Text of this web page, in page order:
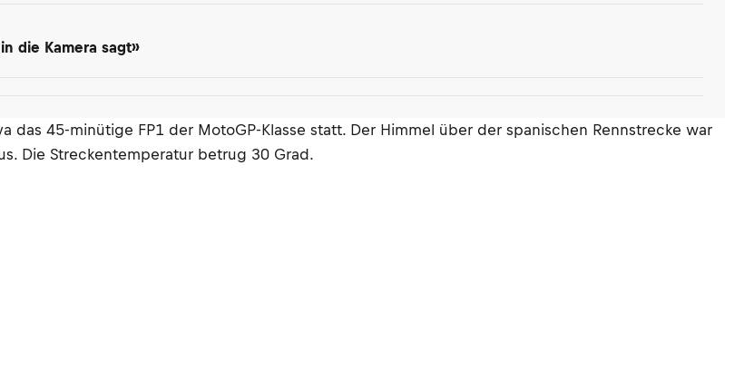
die Kamera sagt»
45-minütige FP1 der MotoGP-Klasse statt. Der Himmel über der spanischen Rennstrecke war
Die Streckentemperatur betrug 30 Grad.